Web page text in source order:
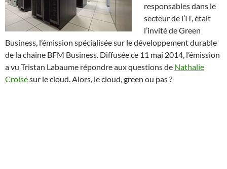
responsables dans le
secteur de l’IT, était
l’invité de Green
Business, l’émission spécialisée sur le développement durable
de la chaine BFM Business. Diffusée ce 11 mai 2014, l’émission
a vu Tristan Labaume répondre aux questions de Nathalie
Croisésur le cloud. Alors, le cloud, green ou pas ?